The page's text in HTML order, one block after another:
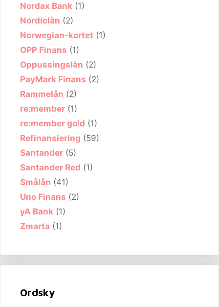
Nordax Bank (1)
Nordiclån (2)
Norwegian-kortet (1)
OPP Finans (1)
Oppussingslån (2)
PayMark Finans (2)
Rammelån (2)
re:member (1)
re:member gold (1)
Refinansiering (59)
Santander (5)
Santander Red (1)
Smålån (41)
Uno Finans (2)
yA Bank (1)
Zmarta (1)
Ordsky